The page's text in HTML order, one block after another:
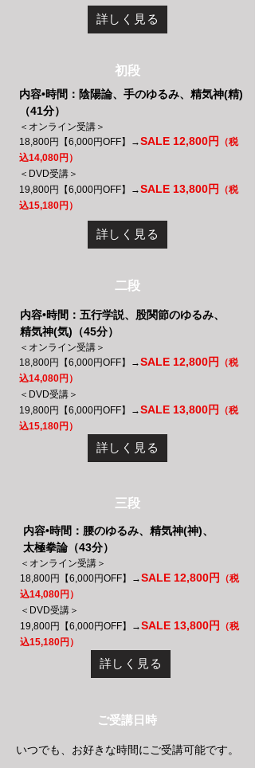
詳しく見る
初段
内容•時間：陰陽論、手のゆるみ、精気神(精)
（41分）
＜オンライン受講＞
18,800円【6,000円OFF】→SALE 12,800円
（税
込14,080円）
＜DVD受講＞
19,800円【6,000円OFF】→SALE 13,800円
（税
込15,180円）
詳しく見る
二段
内容•時間：五行学説、股関節のゆるみ、
精気神(気)（45分）
＜オンライン受講＞
18,800円【6,000円OFF】→SALE 12,800円
（税
込14,080円）
＜DVD受講＞
19,800円【6,000円OFF】→SALE 13,800円
（税
込15,180円）
詳しく見る
三段
内容•時間：腰のゆるみ、精気神(神)、
太極拳論（43分）
＜オンライン受講＞
18,800円【6,000円OFF】→SALE 12,800円
（税
込14,080円）
＜DVD受講＞
19,800円【6,000円OFF】→SALE 13,800円
（税
込15,180円）
詳しく見る
ご受講日時
いつでも、お好きな時間にご受講可能です。